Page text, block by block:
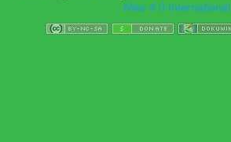
Alike 4.0 International